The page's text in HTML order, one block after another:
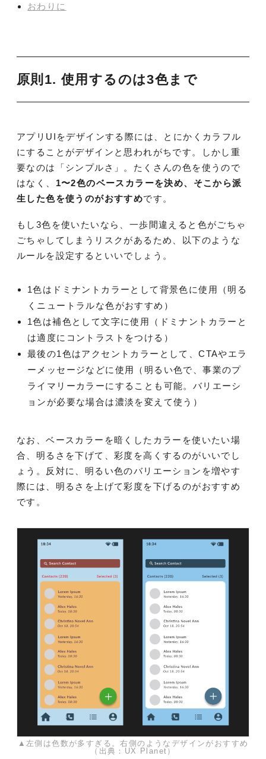
おわりに
原則1. 使用するのは3色まで
アプリUIをデザインする際には、とにかくカラフル
にすることがデザインと思われがちです。しかし重
要なのは「シンプルさ」。たくさんの色を使うので
はなく、 1〜2色のベースカラーを決め、そこから派
生した色を使うのがおすすめです。
もし3色を使いたいなら、一歩間違えると色がごちゃ
ごちゃしてしまうリスクがあるため、以下のような
ルールを設定するといいでしょう。
1色はドミナントカラーとして背景色に使用（明る
くニュートラルな色がおすすめ）
1色は補色として文字に使用（ドミナントカラーと
は適度にコントラストをつける）
最後の1色はアクセントカラーとして、CTAやエラ
ーメッセージなどに使用（明るい色で、事業のプ
ライマリーカラーにすることも可能。バリエーシ
ョンが必要な場合は濃淡を変えて使う）
なお、ベースカラーを暗くしたカラーを使いたい場
合、明るさを下げて、彩度を高くするのがいいでし
ょう。反対に、明るい色のバリエーションを増やす
際には、明るさを上げて彩度を下げるのがおすすめ
です。
▲左側は色数が多すぎる。右側のようなデザインがおすすめ
（出典：UX Planet）